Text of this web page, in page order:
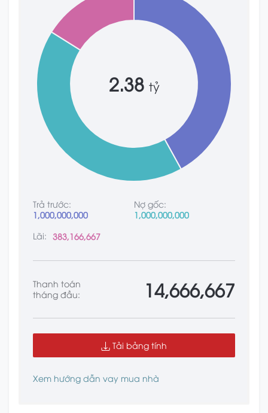
2.38 tỷ
Trả trước:
1,000,000,000
Nợ gốc:
1,000,000,000
Lãi: 383,166,667
Thanh toán
tháng đầu:
14,666,667
Tải bảng tính
Xem hướng dẫn vay mua nhà